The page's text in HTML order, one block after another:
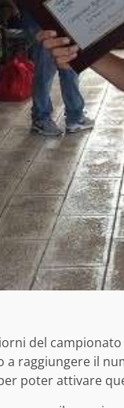
del
a raggiungere il
poter attivare